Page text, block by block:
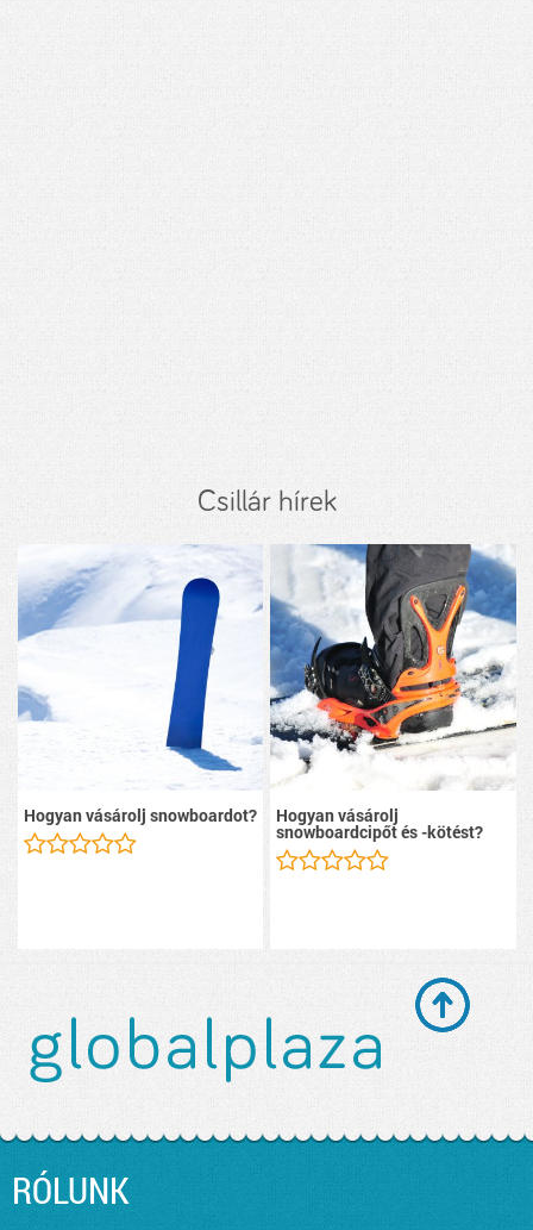
Csillár hírek
Hogyan vásárolj snowboardot? Hogyan vásárolj
snowboardcipőt és -kötést?
RÓLUNK